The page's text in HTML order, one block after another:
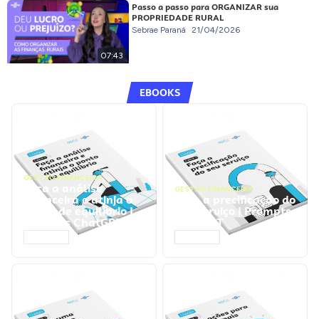
07:43
Passo a passo para ORGANIZAR sua
PROPRIEDADE RURAL
Sebrae Paraná 21/04/2026
EBOOKS
GESTÃO FINANCEIRA
Faça a análise
financeira e atinja o
ponto de equilíbrio |
Prompts ChatGPT
GESTÃO FINANCEIRA
Faça a precificação do
seu serviço | Prompts
ChatGPT